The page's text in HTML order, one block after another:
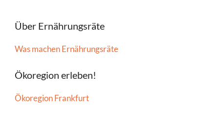
Über Ernährungsräte
Was machen Ernährungsräte
Ökoregion erleben!
Ökoregion Frankfurt